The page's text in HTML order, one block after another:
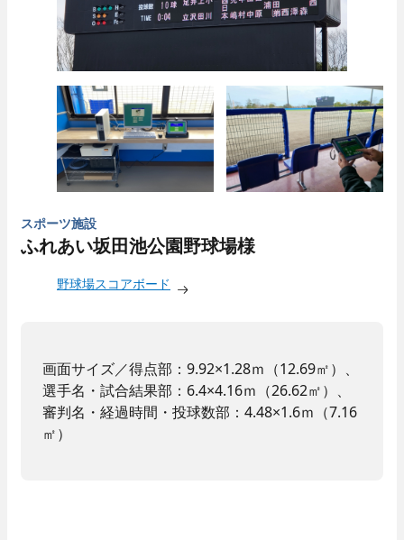
スポーツ施設
ふれあい坂田池公園野球場様
野球場スコアボード
画面サイズ／得点部：9.92×1.28ｍ（12.69㎡）、
選手名・試合結果部：6.4×4.16ｍ（26.62㎡）、
審判名・経過時間・投球数部：4.48×1.6ｍ（7.16
㎡）